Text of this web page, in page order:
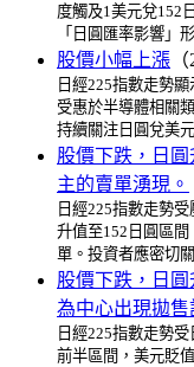
度觸及1美元兌152
「日圓匯率影響」
股價小幅上漲
日經225指數走勢
受惠於半導體相關
持續關注日圓兌美
股價下跌，日
主的賣單湧現。
日經225指數走勢
升值至152日圓區
單。投資者應密切
股價下跌，日
為中心出現拋售
日經225指數走勢
前半區間，美元貶